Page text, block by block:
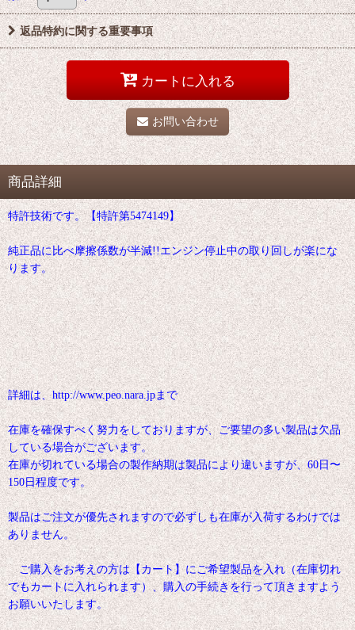
返品特約に関する重要事項
カートに入れる
お問い合わせ
商品詳細
特許技術です。【特許第5474149】
純正品に比べ摩擦係数が半減!!エンジン停止中の取り回しが楽にな
ります。
詳細は、http://www.peo.nara.jpまで
在庫を確保すべく努力をしておりますが、ご要望の多い製品は欠品
している場合がございます。
在庫が切れている場合の製作納期は製品により違いますが、60日〜
150日程度です。
製品はご注文が優先されますので必ずしも在庫が入荷するわけでは
ありません。
ご購入をお考えの方は【カート】にご希望製品を入れ（在庫切れ
でもカートに入れられます）、購入の手続きを行って頂きますよう
お願いいたします。